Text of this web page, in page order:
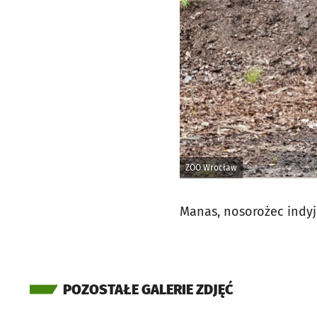
ZOO Wrocław
Manas, nosorożec
POZOSTAŁE GALERIE ZDJĘĆ